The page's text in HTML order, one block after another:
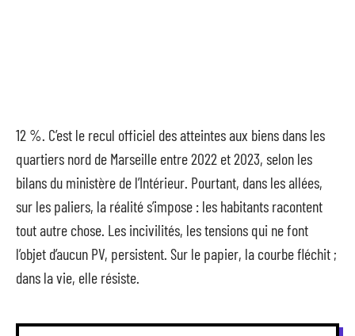
12 %. C’est le recul officiel des atteintes aux biens dans les
quartiers nord de Marseille entre 2022 et 2023, selon les
bilans du ministère de l’Intérieur. Pourtant, dans les allées,
sur les paliers, la réalité s’impose : les habitants racontent
tout autre chose. Les incivilités, les tensions qui ne font
l’objet d’aucun PV, persistent. Sur le papier, la courbe fléchit ;
dans la vie, elle résiste.